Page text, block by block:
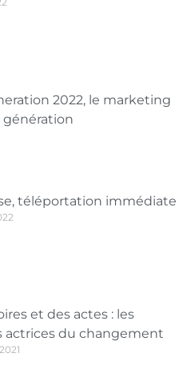
2022, le marketing
génération
téléportation immédiate
et des actes : les
actrices du changement